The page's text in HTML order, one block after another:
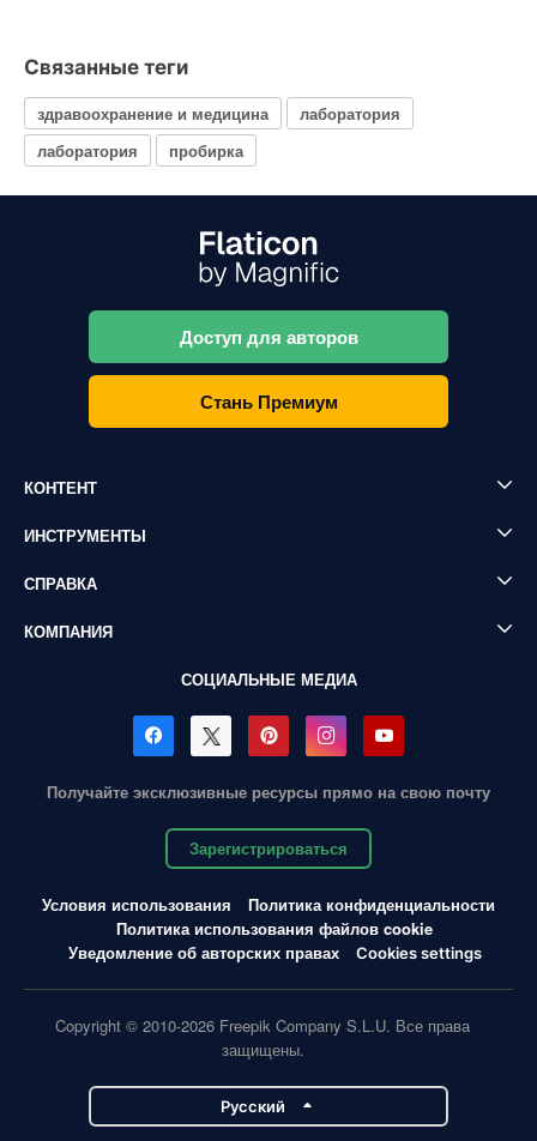
Связанные теги
здравоохранение и медицина
лаборатория
лаборатория
пробирка
Доступ для авторов
Стань Премиум
КОНТЕНТ
ИНСТРУМЕНТЫ
СПРАВКА
КОМПАНИЯ
СОЦИАЛЬНЫЕ МЕДИА
Получайте эксклюзивные ресурсы прямо на свою почту
Зарегистрироваться
Условия использования
Политика конфиденциальности
Политика использования файлов cookie
Уведомление об авторских правах
Cookies settings
Copyright © 2010-2026 Freepik Company S.L.U. Все права
защищены.
Pусский